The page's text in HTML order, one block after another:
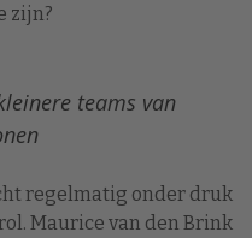
zijn?
teams van
regelmatig onder druk
Maurice van den Brink